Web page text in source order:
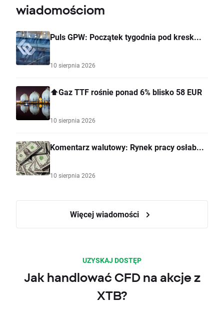
wiadomościom
Puls GPW: Początek tygodnia pod kresk...
10 sierpnia 2026
⬆️Gaz TTF rośnie ponad 6% blisko 58 EUR
10 sierpnia 2026
Komentarz walutowy: Rynek pracy osłab...
10 sierpnia 2026
Więcej wiadomości
UZYSKAJ DOSTĘP
Jak handlować CFD na akcje z
XTB?